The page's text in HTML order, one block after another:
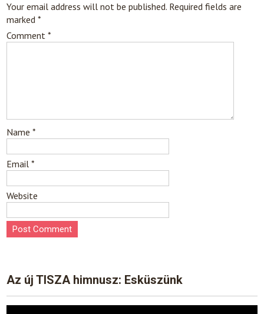
Your email address will not be published. Required fields are
marked*
Comment*
Name*
Email*
Website
Az új TISZA himnusz: Esküszünk